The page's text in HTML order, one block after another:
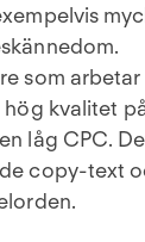
som
hög kvalitet
låg CPC.
copy-text